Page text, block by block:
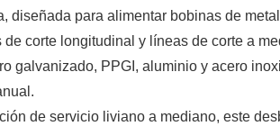
diseñada para alimentar bobinas de
corte longitudinal y líneas de corte a
galvanizado, PPGI, aluminio y acero
de servicio liviano a mediano, este